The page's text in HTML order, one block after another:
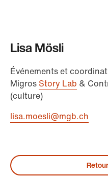
Lisa Mösli
Événements et
Migros Story Lab &
(culture)
lisa.moesli@mgb.ch